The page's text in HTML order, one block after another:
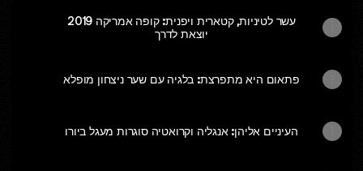
עשר לטיניות, קטארית ויפנית: קופה אמריקה 2019
יוצאת לדרך
פתאום היא מתפרצת: בלגיה עם שער ניצחון מופלא
העיניים אליהן: אנגליה וקרואטיה סוגרות מעגל ביורו